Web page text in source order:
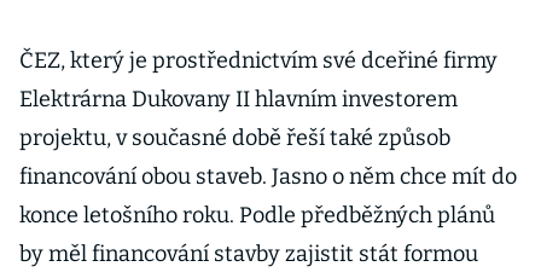
ČEZ, který je prostřednictvím své dceřiné firmy
Elektrárna Dukovany II hlavním investorem
projektu, v současné době řeší také způsob
financování obou staveb. Jasno o něm chce mít do
konce letošního roku. Podle předběžných plánů
by měl financování stavby zajistit stát formou